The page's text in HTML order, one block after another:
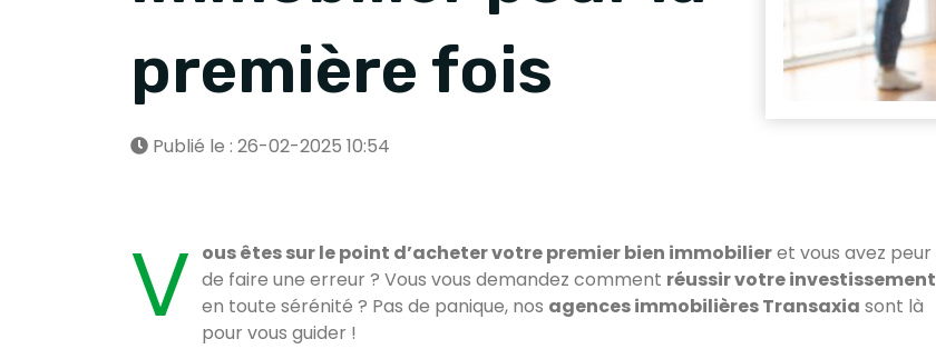
première fois
Publié le : 26-02-2025 10:54
V ous êtes sur le point d’acheter votre premier bien immobilieret vous avez peur
de faire une erreur ? Vous vous demandez comment réussir votre investissement
en toute sérénité ? Pas de panique, nos agences immobilières Transaxia sont là
pour vous guider !